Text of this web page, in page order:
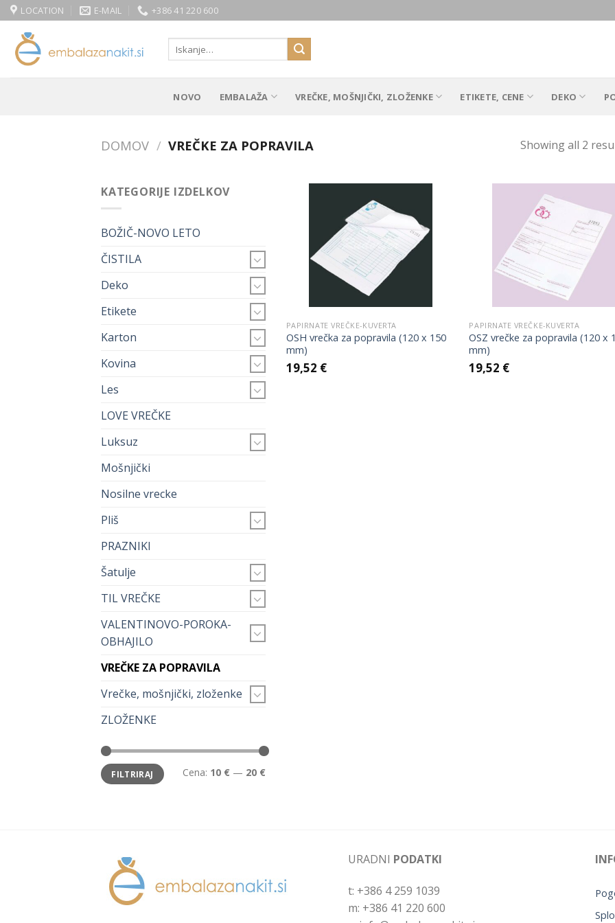
Skip
to
content
LOCATION E-MAIL +386 41 220 600
Išči:
NOVO EMBALAŽA VREČKE, MOŠNJIČKI, ZLOŽENKE ETIKETE, CENE DEKO
DOMOV / VREČKE ZA POPRAVILA Showing all 2
KATEGORIJE IZDELKOV
BOŽIČ-NOVO LETO
ČISTILA
Deko
Etikete
Karton
Kovina
Les
LOVE VREČKE
Luksuz
Mošnjički
Nosilne vrecke
Pliš
PRAZNIKI
Šatulje
TIL VREČKE
VALENTINOVO-POROKA-
OBHAJILO
VREČKE ZA POPRAVILA
Vrečke, mošnjički, zloženke
ZLOŽENKE
Min
cena
Max
cenaFILTRIRAJ Cena: 10 € — 20 €
Add to
PAPIRNATE VREČKE-KUVERTA
OSH vrečka za popravila (120 x 150
mm)
19,52 €
PAPIRNATE VREČKE-KUVERTA
OSZ vrečke za popravila (120 x
mm)
19,52 €
URADNI PODATKI
t: +386 4 259 1039
m: +386 41 220 600